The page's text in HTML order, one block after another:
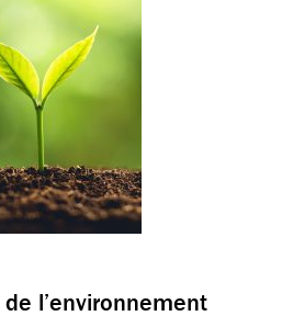
l’environnement